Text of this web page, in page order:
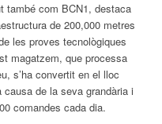
també com BCN1, destaca
de 200,000 metres
les proves tecnològiques
magatzem, que processa
s’ha convertit en el lloc
de la seva grandària i
comandes cada dia.